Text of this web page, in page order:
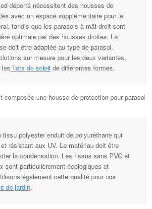
déporté nécessitent des housses de
avec un espace supplémentaire pour le
tandis que les parasols à mât droit sont
optimale par des housses droites. La
doit être adaptée au type de parasol.
sur mesure pour les deux variantes,
les îlots de soleil de différentes formes.
composée une housse de protection pour parasol
tissu polyester enduit de polyuréthane qui
résistant aux UV. Le matériau doit être
la condensation. Les tissus sans PVC et
sont particulièrement écologiques et
également cette qualité pour nos
de jardin.